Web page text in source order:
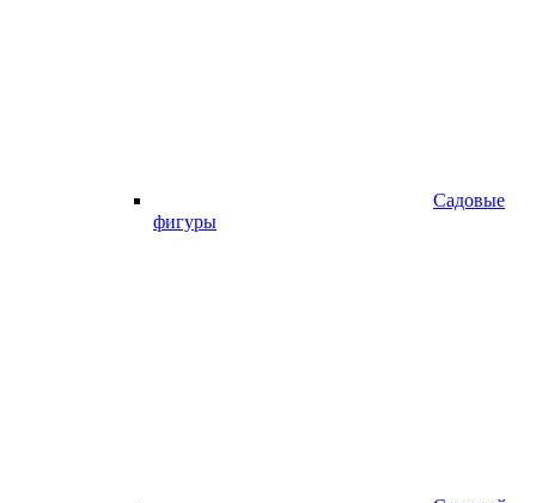
Садовые
фигуры